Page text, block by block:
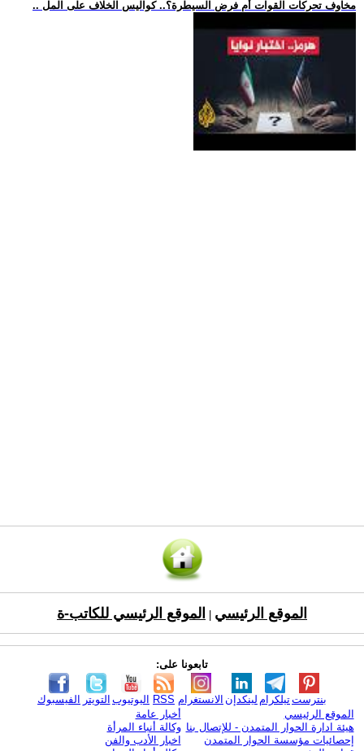
.. مخاوف تحركات القوات أم فرض السيطرة؟.. كواليس الخلاف على المل
الموقع الرئيسي الموقع الرئيسي للكاتب-ة
تابعونا على:
الفيسبوك التويتر اليوتيوب RSS الانستغرام لينكدإن تيلكرامبنترست
الموقع الرئيسي
هيئة ادارة الحوار المتمدن - للإتصال بنا
إحصائيات مؤسسة الحوار المتمدن
أخبار عامة
وكالة أنباء المرأة
اخبار الأدب والفن